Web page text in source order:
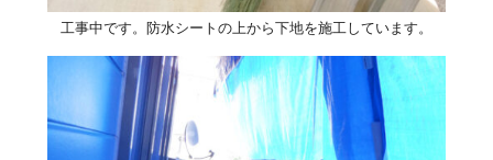
工事中です。防水シートの上から下地を施工しています。